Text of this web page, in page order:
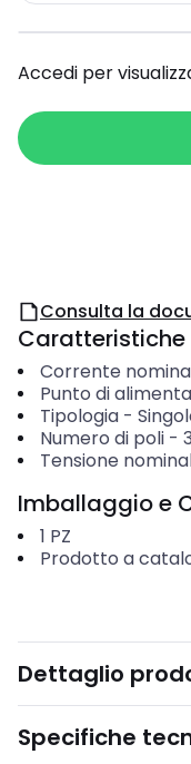
Accedi per
Consulta la
Corrente
Punto di
Tipologia-
Numero di poli- 3
Tensione
Imballaggio e
1 PZ
Prodotto a
Dettaglio
Specifiche